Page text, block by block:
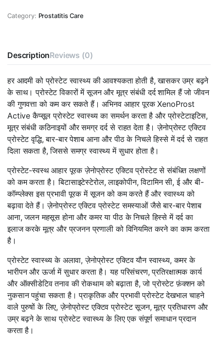
Category: Prostatitis Care
DescriptionReviews (0)
हर आदमी को प्रोस्टेट स्वास्थ्य की आवश्यकता होती है, खासकर उम्र बढ़ने
के साथ। प्रोस्टेट विकारों में सूजन और मूत्र संबंधी दर्द शामिल हैं जो जीवन
की गुणवत्ता को कम कर सकते हैं। अभिनव आहार पूरक XenoProst
Active कैप्सूल प्रोस्टेट स्वास्थ्य का समर्थन करता है और प्रोस्टेटाइटिस,
मूत्र संबंधी कठिनाइयों और समग्र दर्द से राहत देता है। ज़ेनोप्रोस्ट एक्टिव
प्रोस्टेट वृद्धि, बार-बार पेशाब आना और पीठ के निचले हिस्से में दर्द से राहत
दिला सकता है, जिससे समग्र स्वास्थ्य में सुधार होता है।
प्रोस्टेट-स्वस्थ आहार पूरक ज़ेनोप्रोस्ट एक्टिव प्रोस्टेट से संबंधित लक्षणों
को कम करता है। बिटासाइटेस्टेरोल, लाइकोपीन, विटामिन सी, ई और बी-
कॉम्प्लेक्स इस प्रभावी पूरक में सूजन को कम करते हैं और स्वास्थ्य को
बढ़ावा देते हैं। ज़ेनोप्रोस्ट एक्टिव प्रोस्टेट समस्याओं जैसे बार-बार पेशाब
आना, जलन महसूस होना और कमर या पीठ के निचले हिस्से में दर्द का
इलाज करके मूत्र और प्रजनन प्रणाली को विनियमित करने का काम करता
है।
प्रोस्टेट स्वास्थ्य के अलावा, ज़ेनोप्रोस्ट एक्टिव यौन स्वास्थ्य, कमर के
भारीपन और ऊर्जा में सुधार करता है। यह परिसंचरण, प्रतिरक्षात्मक कार्य
और ऑक्सीडेटिव तनाव की रोकथाम को बढ़ाता है, जो प्रोस्टेट फ़ंक्शन को
नुकसान पहुंचा सकता है। प्राकृतिक और प्रभावी प्रोस्टेट देखभाल चाहने
वाले पुरुषों के लिए, ज़ेनोप्रोस्ट एक्टिव प्रोस्टेट सूजन, मूत्र प्रतिधारण और
उम्र बढ़ने के साथ प्रोस्टेट स्वास्थ्य के लिए एक संपूर्ण समाधान प्रदान
करता है।